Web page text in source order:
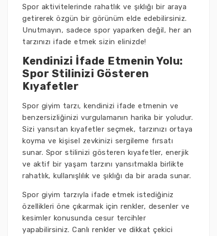
Spor aktivitelerinde rahatlık ve şıklığı bir araya
getirerek özgün bir görünüm elde edebilirsiniz.
Unutmayın, sadece spor yaparken değil, her an
tarzınızı ifade etmek sizin elinizde!
Kendinizi İfade Etmenin Yolu:
Spor Stilinizi Gösteren
Kıyafetler
Spor giyim tarzı, kendinizi ifade etmenin ve
benzersizliğinizi vurgulamanın harika bir yoludur.
Sizi yansıtan kıyafetler seçmek, tarzınızı ortaya
koyma ve kişisel zevkinizi sergileme fırsatı
sunar. Spor stilinizi gösteren kıyafetler, enerjik
ve aktif bir yaşam tarzını yansıtmakla birlikte
rahatlık, kullanışlılık ve şıklığı da bir arada sunar.
Spor giyim tarzıyla ifade etmek istediğiniz
özellikleri öne çıkarmak için renkler, desenler ve
kesimler konusunda cesur tercihler
yapabilirsiniz. Canlı renkler ve dikkat çekici